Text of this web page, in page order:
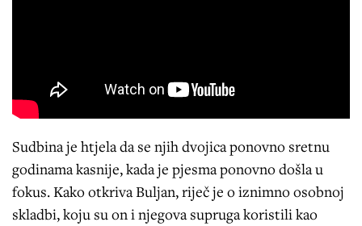
Sudbina je htjela da se njih dvojica ponovno sretnu
godinama kasnije, kada je pjesma ponovno došla u
fokus. Kako otkriva Buljan, riječ je o iznimno osobnoj
skladbi, koju su on i njegova supruga koristili kao